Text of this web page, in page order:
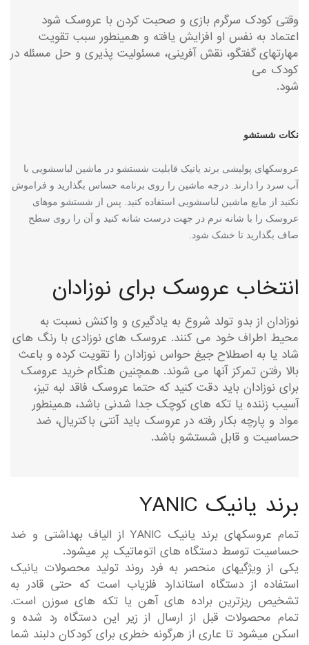
وقتی کودک سرگرم بازی و صحبت کردن با عروسک شود
اعتماد به نفس او افزایش یافته و همینطور سبب تقویت
مهارتهای گفتگو، نقش آفرینی، مسئولیت پذیری و حل مسئله در
کودک می
شود.
نکات شستشو
عروسکهای پولیشی برند یانیک قابلیت شستشو در ماشین لباسشویی با
آب سرد را دارند. درجه ماشین را روی برنامه حساس بگذارید و فراموش
نکنید از مایع ماشین لباسشویی استفاده کنید. پس از شستشو موهای
عروسک را با شانه نرم در جهت درست شانه کنید و آن را روی سطح
صاف بگذارید تا خشک شود.
انتخاب عروسک برای نوزادان
نوزادان از بدو تولد شروع به یادگیری و واکنش نسبت به
محیط اطراف خود می کنند. عروسک های نوزادی با رنگ های
شاد یا به اصطلاح جیغ حواس نوزادان را تقویت کرده و باعث
بالا رفتن تمرکز آنها می شوند. همچنین هنگام خرید عروسک
برای نوزادان باید دقت کنید که حتما عروسک فاقد لبه تیز،
آسیب زننده یا تکه های کوچک جدا شدنی باشد، همینطور
مواد و پارچه بکار رفته در عروسک باید آنتی باکتریال، ضد
حساسیت و قابل شستشو باشد.
برند یانیک YANIC
تمام عروسکهای برند یانیک YANIC از الیاف بهداشتی و ضد
حساسیت توسط دستگاه های اتوماتیک پر میشود.
یکی از ویژگیهای منحصر به فرد روند تولید محصولات یانیک
استفاده از دستگاه استاندارد فلزیاب است که حتی قادر به
تشخیص ریزترین براده های آهن یا تکه های سوزن است.
تمام محصولات قبل از ارسال از زیر این دستگاه رد شده و
اسکن میشود تا عاری از هرگونه خطری برای کودکان دلبند شما